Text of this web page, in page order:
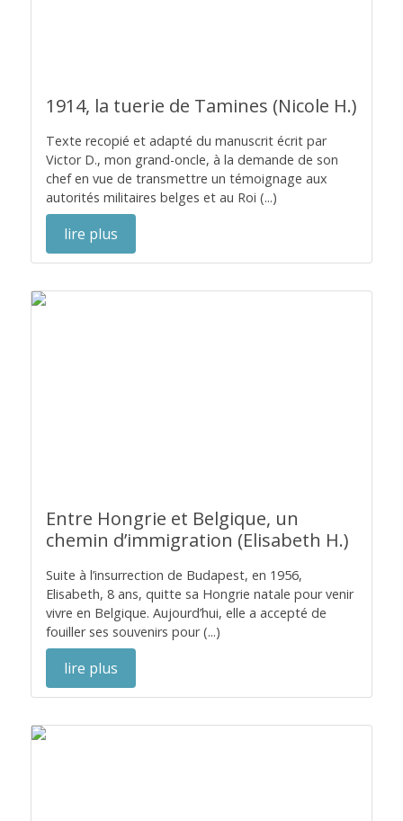
1914, la tuerie de Tamines (Nicole H.)
Texte recopié et adapté du manuscrit écrit par
Victor D., mon grand-oncle, à la demande de son
chef en vue de transmettre un témoignage aux
autorités militaires belges et au Roi (...)
lire plus
Entre Hongrie et Belgique, un
chemin d’immigration (Elisabeth H.)
Suite à l’insurrection de Budapest, en 1956,
Elisabeth, 8 ans, quitte sa Hongrie natale pour venir
vivre en Belgique. Aujourd’hui, elle a accepté de
fouiller ses souvenirs pour (...)
lire plus